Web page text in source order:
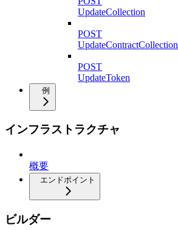
UpdateCollection
POST
UpdateContractCollection
POST
UpdateToken
例
インフラストラクチャ
概要
エンドポイント
ビルダー